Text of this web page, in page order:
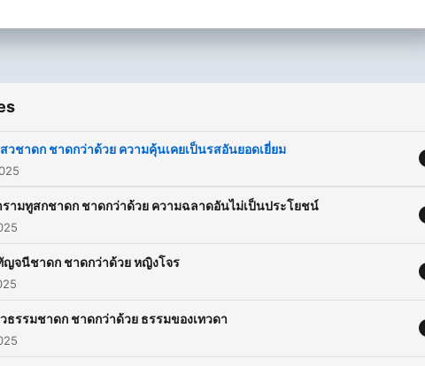
"ชาดก" เพื่อเป็นแบบอย่าง ในการ
ของบรมครูผู้เป็นต้นแบบคือพระ
พระโพธิสัตว์ ในเรื่องราวของชาดก
สวชาดก ชาดกว่าด้วย ความคุ้นเคยเป็นรสอันยอดเยี่ยม
รามทูสกชาดก ชาดกว่าด้วย ความฉลาดอันไม่เป็นประโยชน์
ญจนีชาดก ชาดกว่าด้วย หญิงโจร
ธรรมชาดก ชาดกว่าด้วย ธรรมของเทวดา